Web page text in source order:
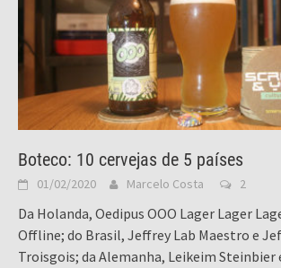
Boteco: 10 cervejas de 5 países
01/02/2020 Marcelo Costa 2
Da Holanda, Oedipus OOO Lager Lager
Offline; do Brasil, Jeffrey Lab Maestro e
Troisgois; da Alemanha, Leikeim Steinbier